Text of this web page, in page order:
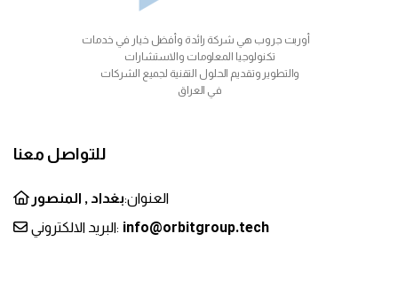
أوربت جروب هي شركة رائدة وأفضل خيار في خدمات
تكنولوجيا المعلومات والاستشارات
والتطوير وتقديم الحلول التقنية لجميع الشركات
في العراق
العنوان:بغداد , المنصور
البريد الالكتروني: info@orbitgroup.tech